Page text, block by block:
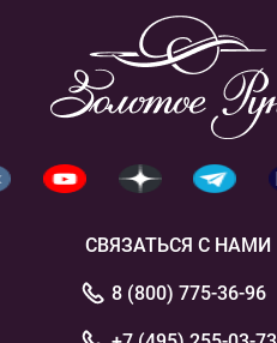
СВЯЗАТЬСЯ С НАМИ
8 (800) 775-36-96